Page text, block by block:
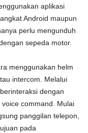
aplikasi
Android maupun
perlu mengunduh
sepeda motor.
menggunakan helm
intercom. Melalui
dengan
command. Mulai
panggilan telepon,
pada